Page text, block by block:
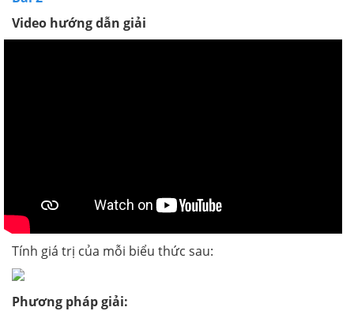
Video hướng dẫn giải
Tính giá trị của mỗi biểu thức sau:
Phương pháp giải: